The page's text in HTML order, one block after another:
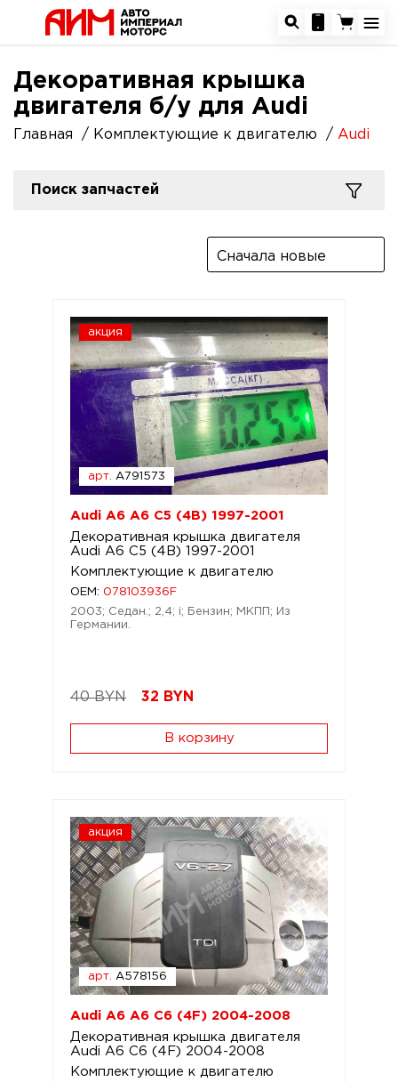
Декоративная крышка
двигателя б/у для Audi
Главная Комплектующие к двигателю Audi
Поиск запчастей
Сначала новые
акция
арт. A791573
Audi A6 A6 C5 (4B) 1997-2001
Декоративная крышка двигателя
Audi A6 C5 (4B) 1997-2001
Комплектующие к двигателю
OEM: 078103936F
2003; Седан.; 2,4; i; Бензин; МКПП; Из
Германии.
40 BYN 32 BYN
В корзину
акция
арт. A578156
Audi A6 A6 C6 (4F) 2004-2008
Декоративная крышка двигателя
Audi A6 C6 (4F) 2004-2008
Комплектующие к двигателю